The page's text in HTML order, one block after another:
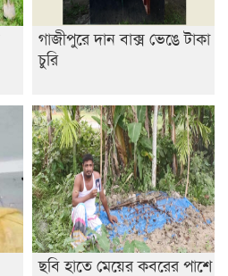
গাজীপুরে দান বাক্স ভেঙে টাকা
চুরি
ছবি হাতে মেয়ের কবরের পাশে